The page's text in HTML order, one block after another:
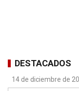
DESTACADOS
14 de diciembre de